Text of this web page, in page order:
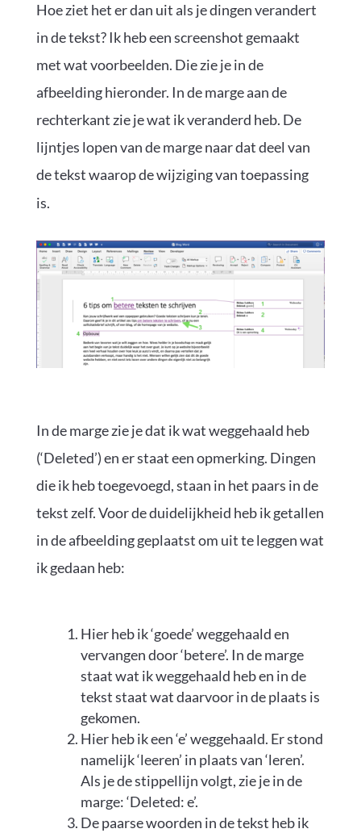
Hoe ziet het er dan uit als je dingen verandert
in de tekst? Ik heb een screenshot gemaakt
met wat voorbeelden. Die zie je in de
afbeelding hieronder. In de marge aan de
rechterkant zie je wat ik veranderd heb. De
lijntjes lopen van de marge naar dat deel van
de tekst waarop de wijziging van toepassing
is.
In de marge zie je dat ik wat weggehaald heb
(‘Deleted’) en er staat een opmerking. Dingen
die ik heb toegevoegd, staan in het paars in de
tekst zelf. Voor de duidelijkheid heb ik getallen
in de afbeelding geplaatst om uit te leggen wat
ik gedaan heb:
Hier heb ik ‘goede’ weggehaald en
vervangen door ‘betere’. In de marge
staat wat ik weggehaald heb en in de
tekst staat wat daarvoor in de plaats is
gekomen.
Hier heb ik een ‘e’ weggehaald. Er stond
namelijk ‘leeren’ in plaats van ‘leren’.
Als je de stippellijn volgt, zie je in de
marge: ‘Deleted: e’.
De paarse woorden in de tekst heb ik